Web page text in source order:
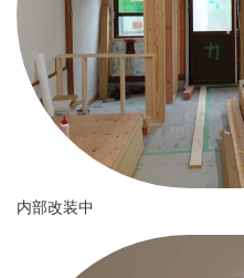
内部改装中